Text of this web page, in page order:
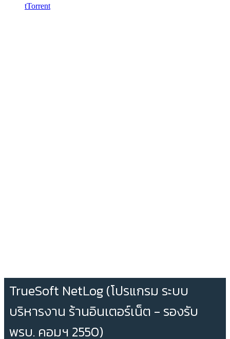
tTorrent
TrueSoft NetLog (โปรแกรม ระบบ
บริหารงาน ร้านอินเตอร์เน็ต - รองรับ
พรบ. คอมฯ 2550)